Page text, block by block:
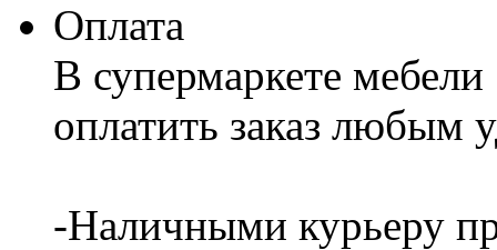
Оплата
В супермаркете
оплатить заказ любым
-Наличными курьеру